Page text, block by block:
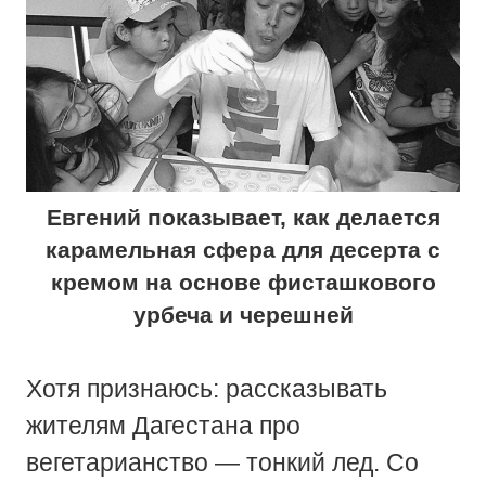
Евгений показывает, как делается
карамельная сфера для десерта с
кремом на основе фисташкового
урбеча и черешней
Хотя признаюсь: рассказывать
жителям Дагестана про
вегетарианство — тонкий лед. Со